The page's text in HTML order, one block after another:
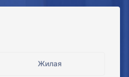
Жилая